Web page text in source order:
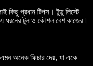
কিছু প্রধান টিপস। টুডু লিস্টে
ধরনের টুল ও কৌশল বেশ কাজের।
অনেক ফিচার দেয়, যা একে